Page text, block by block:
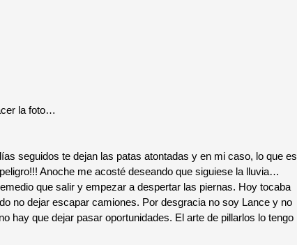
la foto…
seguidos te dejan las patas atontadas y en mi caso, lo que es
Anoche me acosté deseando que siguiese la lluvia…
que salir y empezar a despertar las piernas. Hoy tocaba
no dejar escapar camiones. Por desgracia no soy Lance y no
hay que dejar pasar oportunidades. El arte de pillarlos lo tengo